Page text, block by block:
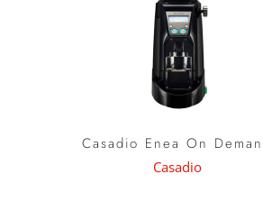
Casadio Enea On
Casadio